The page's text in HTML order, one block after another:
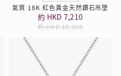
氣質 18K 紅色黃金天然鑽石吊墜
約 HKD 7,210
約 HKD 10,300